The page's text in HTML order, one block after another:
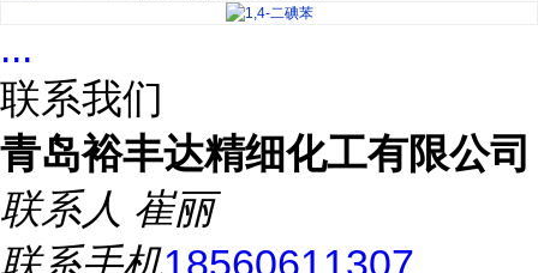
...
联系我们
青岛裕丰达精细化工有限公司
联系人 崔丽
联系手机18560611307